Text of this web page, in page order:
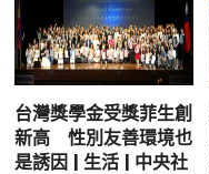
台灣獎學金受獎菲生創
新高 性別友善環境也
是誘因 | 生活 | 中央社